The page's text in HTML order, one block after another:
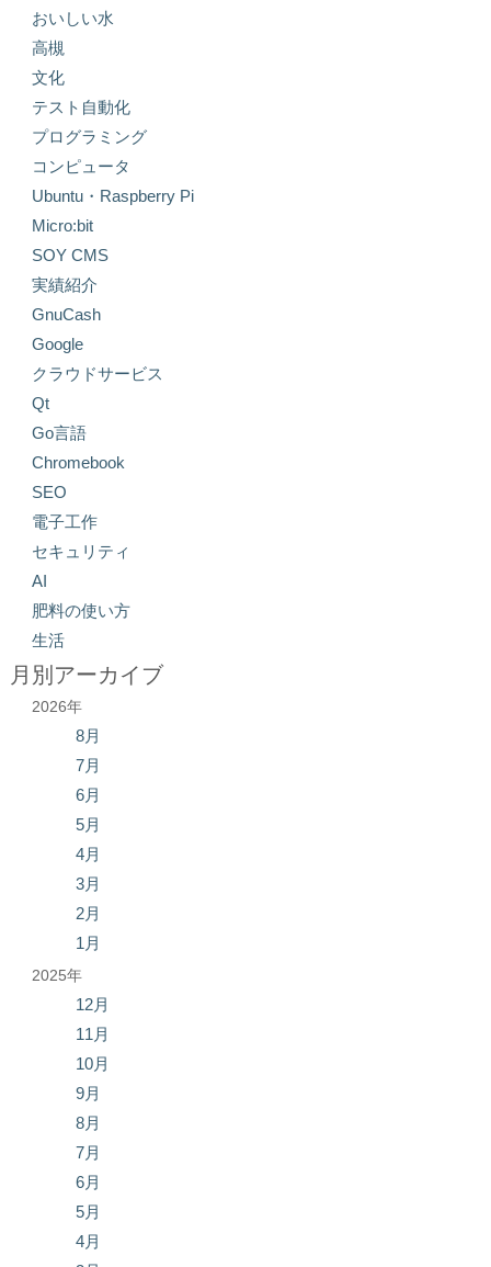
おいしい水
高槻
文化
テスト自動化
プログラミング
コンピュータ
Ubuntu・Raspberry Pi
Micro:bit
SOY CMS
実績紹介
GnuCash
Google
クラウドサービス
Qt
Go言語
Chromebook
SEO
電子工作
セキュリティ
AI
肥料の使い方
生活
月別アーカイブ
2026年
8月
7月
6月
5月
4月
3月
2月
1月
2025年
12月
11月
10月
9月
8月
7月
6月
5月
4月